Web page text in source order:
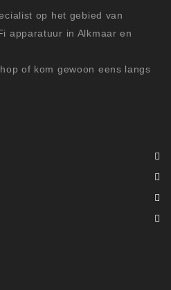
op het gebied van
apparatuur in Alkmaar en
of kom gewoon eens langs